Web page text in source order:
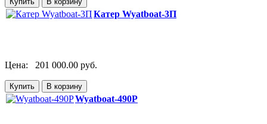
Катер Wyatboat-3П
Цена: 201 000.00 руб.
Wyatboat-490P